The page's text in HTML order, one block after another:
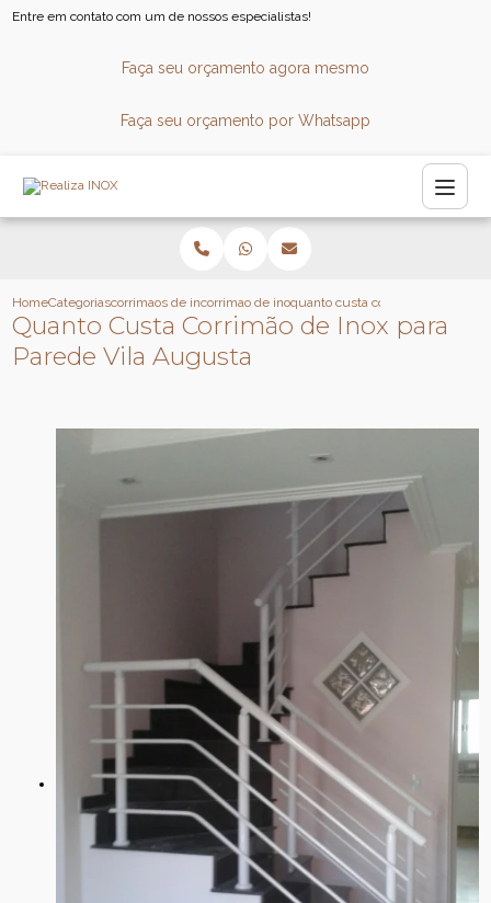
Entre em contato com um de nossos especialistas!
Faça seu orçamento agora mesmo
Faça seu orçamento por Whatsapp
HomeCategoriascorrimaos de inoxcorrimao de inox para piscinaquanto custa corrimao de inox
Quanto Custa Corrimão de Inox para
Parede Vila Augusta